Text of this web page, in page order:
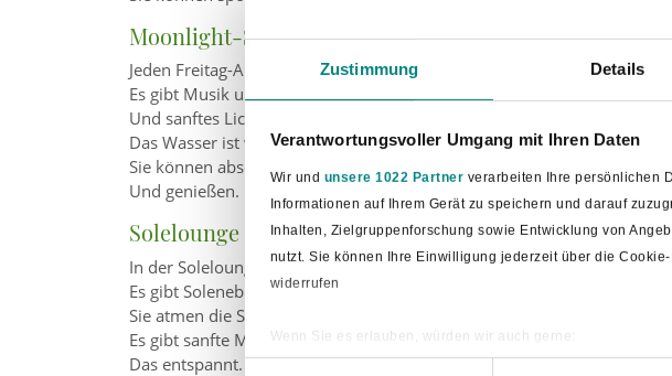
Zustimmung Details
Verantwortungsvoller Umgang mit Ihren Daten
Wir und unsere 1022 Partner verarbeiten Ihre persönlichen
Informationen auf Ihrem Gerät zu speichern und darauf
Inhalten, Zielgruppenforschung sowie Entwicklung von
nutzt. Sie können Ihre Einwilligung jederzeit über die
widerrufen
Wenn Sie es erlauben, würden wir auch gerne:
Moonlight-Schwimmen am Freitag-Abend
Jeden Freitag-Abend ist das Solebad besonders.
Es gibt Musik unter Wasser.
Und sanftes Licht.
Das Wasser ist warm.
Sie können abschalten.
Und genießen.
Solelounge – wie am Meer
In der Solelounge können Sie 45 Minuten ausruhen.
Es gibt Solenebel.
Sie atmen die Sole ein.
Es gibt sanfte Musik.
Das entspannt.